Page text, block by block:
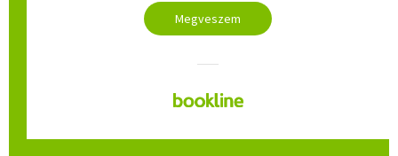
Megveszem